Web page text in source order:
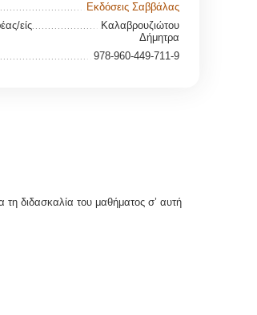
Εκδόσεις Σαββάλας
είς
Καλαβρουζιώτου
Δήμητρα
978-960-449-711-9
τη διδασκαλία του μαθήματος σ’ αυτή